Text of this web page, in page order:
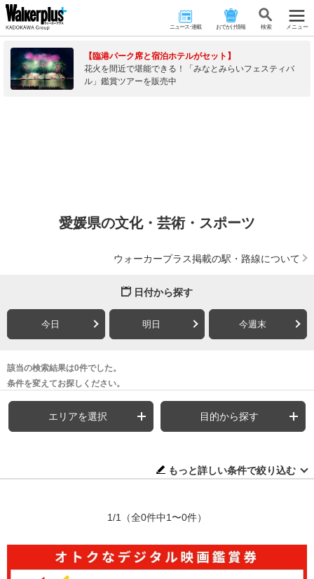
ニュース･連載 おでかけ情報 検 索 メニュー
【臨港パーク席と宿泊ホテルがセット】
花火を間近で堪能できる！「みなとみらいフェスティバ
ル」鑑賞ツアーを販売中
愛媛県の文化・芸術・スポーツ
ウォーカープラス掲載の駅・路線について
日付から探す
今日 明日 今週末
該当の検索結果は0件でした。
条件を変えてお探しください。
エリアを選択 目的から探す
もっと詳しい条件で絞り込む
1/1 （全0件中1〜0件）